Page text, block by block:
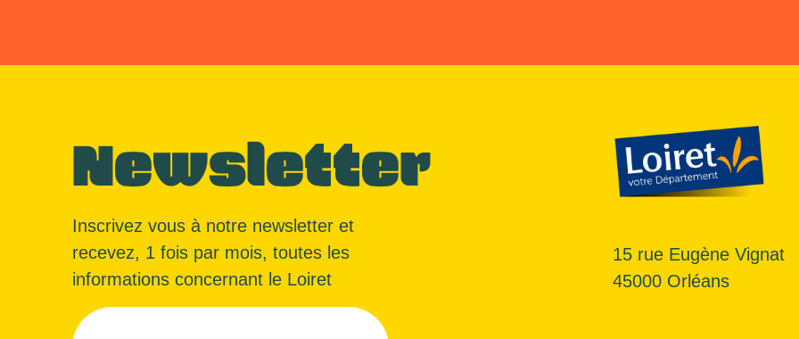
Newsletter
Inscrivez vous à notre newsletter et
recevez, 1 fois par mois, toutes les
informations concernant le Loiret
15 rue Eugène Vignat
45000 Orléans